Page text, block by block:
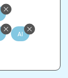
AI